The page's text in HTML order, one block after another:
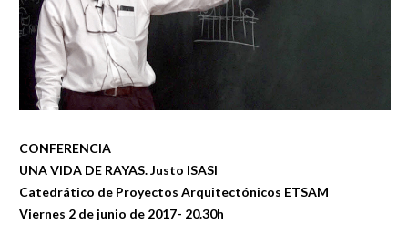
CONFERENCIA
UNA VIDA DE RAYAS. Justo ISASI
Catedrático de Proyectos Arquitectónicos ETSAM
Viernes 2 de junio de 2017- 20.30h